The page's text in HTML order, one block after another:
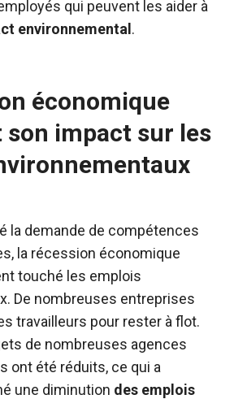
qui peuvent les aider à
environnemental .
économique
son impact sur les
la demande de compétences
la récession économique
touché les emplois
De nombreuses entreprises
travailleurs pour rester à flot.
de nombreuses agences
ont été réduits, ce qui a
une diminution des emplois